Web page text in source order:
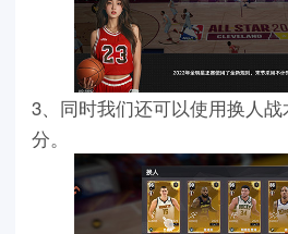
3、同时我们还可以使用换人
分。